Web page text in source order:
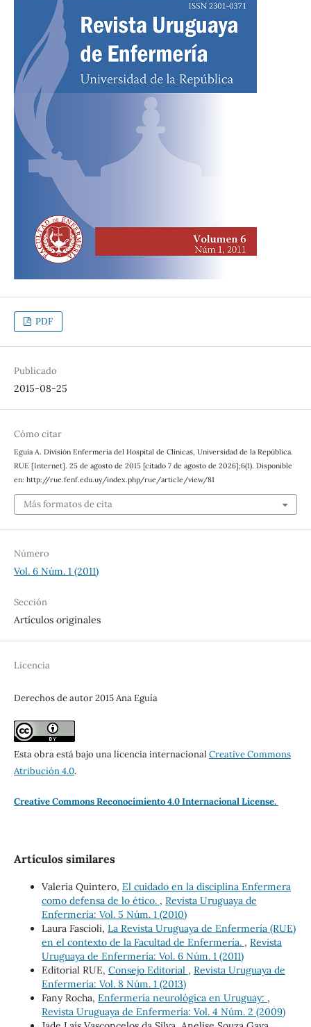
PDF
Publicado
2015-08-25
Cómo citar
Eguía A. División Enfermería del Hospital de Clínicas, Universidad de la República.
RUE [Internet]. 25 de agosto de 2015 [citado 7 de agosto de 2026];6(1). Disponible
en: http://rue.fenf.edu.uy/index.php/rue/article/view/81
Más formatos de cita
Número
Vol. 6 Núm. 1 (2011)
Sección
Artículos originales
Licencia
Derechos de autor 2015 Ana Eguía
Esta obra está bajo una licencia internacional Creative Commons
Atribución 4.0.
Creative Commons Reconocimiento 4.0 Internacional License.
Artículos similares
Valeria Quintero, El cuidado en la disciplina Enfermera
como defensa de lo ético. , Revista Uruguaya de
Enfermería: Vol. 5 Núm. 1 (2010)
Laura Fascioli, La Revista Uruguaya de Enfermería (RUE)
en el contexto de la Facultad de Enfermería. , Revista
Uruguaya de Enfermería: Vol. 6 Núm. 1 (2011)
Editorial RUE, Consejo Editorial , Revista Uruguaya de
Enfermería: Vol. 8 Núm. 1 (2013)
Fany Rocha, Enfermería neurológica en Uruguay: ,
Revista Uruguaya de Enfermería: Vol. 4 Núm. 2 (2009)